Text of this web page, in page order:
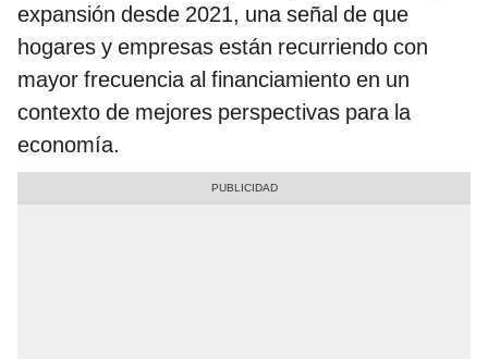
expansión desde 2021, una señal de que
hogares y empresas están recurriendo con
mayor frecuencia al financiamiento en un
contexto de mejores perspectivas para la
economía.